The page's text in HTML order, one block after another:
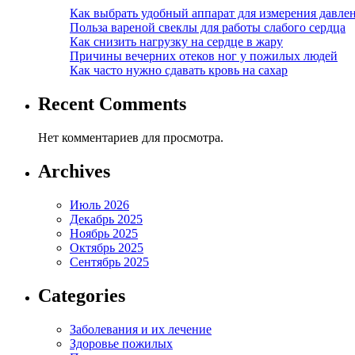
Как выбрать удобный аппарат для измерения
Польза вареной свеклы для работы слабого сердца
Как снизить нагрузку на сердце в жару
Причины вечерних отеков ног у пожилых людей
Как часто нужно сдавать кровь на сахар
Recent Comments
Нет комментариев для просмотра.
Archives
Июль 2026
Декабрь 2025
Ноябрь 2025
Октябрь 2025
Сентябрь 2025
Categories
Заболевания и их лечение
Здоровье пожилых